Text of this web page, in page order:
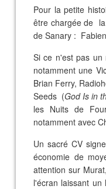
Pour la petite
être chargée de
de Sanary :
Si ce n'est pas un
notamment une
Brian Ferry,
Seeds (God Is in
les Nuits de
notamment avec
Un sacré CV
économie de
attention sur
l'écran laissant